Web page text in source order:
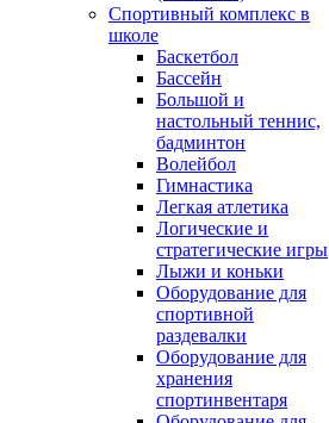
Спортивный комплекс в
школе
Баскетбол
Бассейн
Большой и
настольный теннис,
бадминтон
Волейбол
Гимнастика
Легкая атлетика
Логические и
стратегические игры
Лыжи и коньки
Оборудование для
спортивной
раздевалки
Оборудование для
хранения
спортинвентаря